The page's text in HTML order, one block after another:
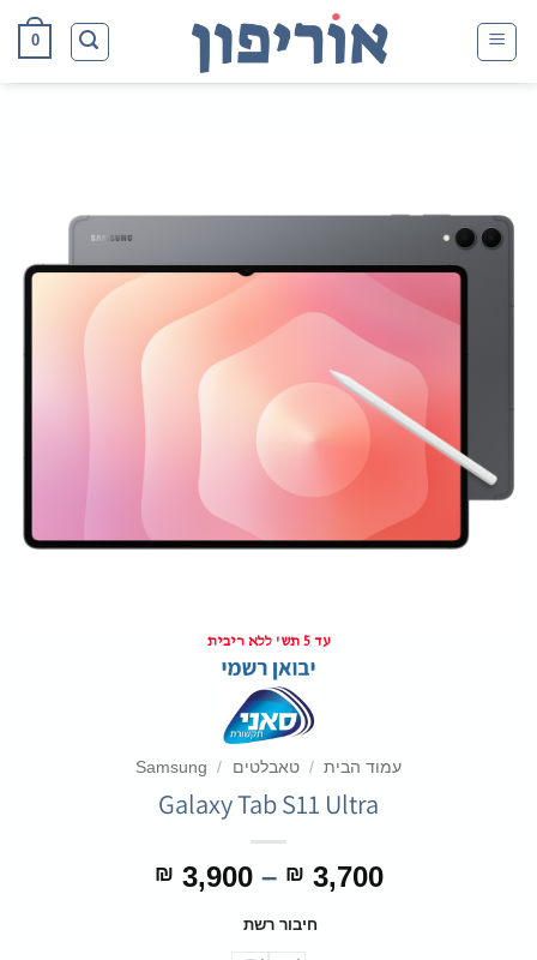
0
עד 5 תש' ללא ריבית
עמוד הבית / טאבלטים /
Samsung
Galaxy Tab S11 Ultra
₪ 3,700
–
₪ 3,900
חיבור רשת